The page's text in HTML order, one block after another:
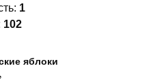
1
102
яблоки